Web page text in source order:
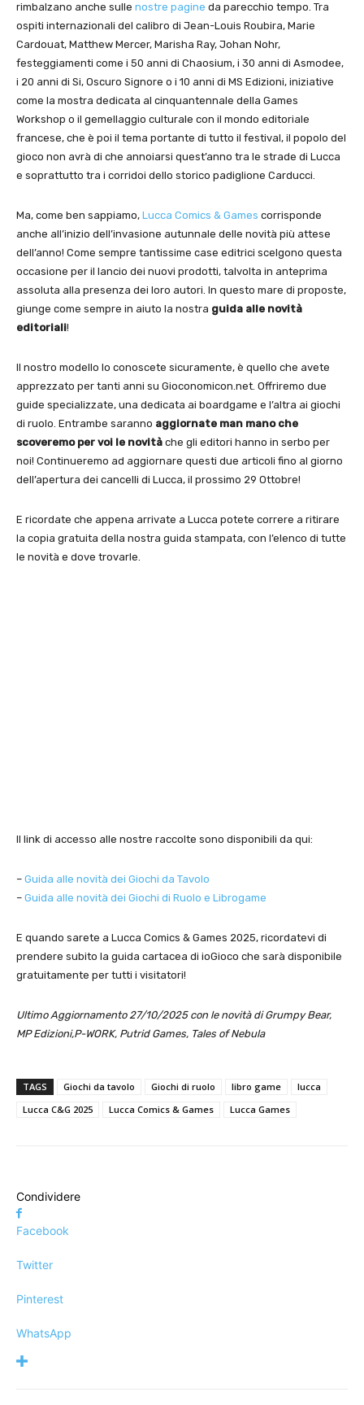
rimbalzano anche sulle nostre pagine da parecchio tempo. Tra
ospiti internazionali del calibro di Jean-Louis Roubira, Marie
Cardouat, Matthew Mercer, Marisha Ray, Johan Nohr,
festeggiamenti come i 50 anni di Chaosium, i 30 anni di Asmodee,
i 20 anni di Si, Oscuro Signore o i 10 anni di MS Edizioni, iniziative
come la mostra dedicata al cinquantennale della Games
Workshop o il gemellaggio culturale con il mondo editoriale
francese, che è poi il tema portante di tutto il festival, il popolo del
gioco non avrà di che annoiarsi quest’anno tra le strade di Lucca
e soprattutto tra i corridoi dello storico padiglione Carducci.
Ma, come ben sappiamo, Lucca Comics & Games corrisponde
anche all’inizio dell’invasione autunnale delle novità più attese
dell’anno! Come sempre tantissime case editrici scelgono questa
occasione per il lancio dei nuovi prodotti, talvolta in anteprima
assoluta alla presenza dei loro autori. In questo mare di proposte,
giunge come sempre in aiuto la nostra guida alle novità
editoriali!
Il nostro modello lo conoscete sicuramente, è quello che avete
apprezzato per tanti anni su Gioconomicon.net. Offriremo due
guide specializzate, una dedicata ai boardgame e l’altra ai giochi
di ruolo. Entrambe saranno aggiornate man mano che
scoveremo per voi le novità che gli editori hanno in serbo per
noi! Continueremo ad aggiornare questi due articoli fino al giorno
dell’apertura dei cancelli di Lucca, il prossimo 29 Ottobre!
E ricordate che appena arrivate a Lucca potete correre a ritirare
la copia gratuita della nostra guida stampata, con l’elenco di tutte
le novità e dove trovarle.
Il link di accesso alle nostre raccolte sono disponibili da qui:
– Guida alle novità dei Giochi da Tavolo
– Guida alle novità dei Giochi di Ruolo e Librogame
E quando sarete a Lucca Comics & Games 2025, ricordatevi di
prendere subito la guida cartacea di ioGioco che sarà disponibile
gratuitamente per tutti i visitatori!
Ultimo Aggiornamento 27/10/2025 con le novità di Grumpy Bear,
MP Edizioni,P-WORK, Putrid Games, Tales of Nebula
TAGS Giochi da tavolo Giochi di ruolo libro game
lucca
Lucca C&G 2025
Lucca Comics & Games Lucca Games
Condividere
Facebook
Twitter
Pinterest
WhatsApp